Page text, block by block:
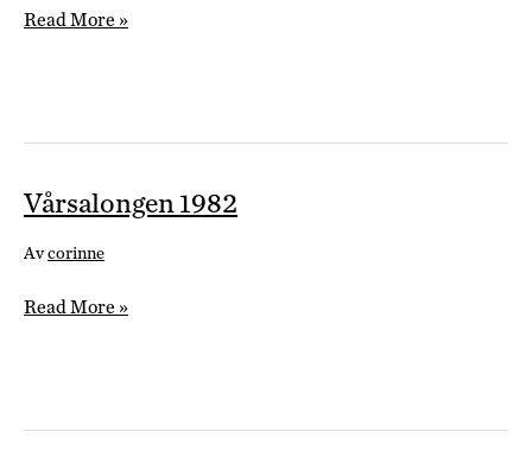
Skimrande
Read More »
Vårsalongen 1982
Avcorinne
Vårsalongen
Read More »